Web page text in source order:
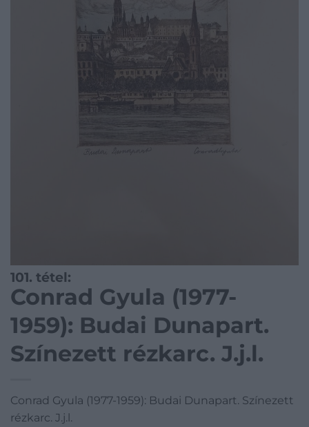
101. tétel:
Conrad Gyula (1977-
1959): Budai Dunapart.
Színezett rézkarc. J.j.l.
Conrad Gyula (1977-1959): Budai Dunapart. Színezett
rézkarc. J.j.l.